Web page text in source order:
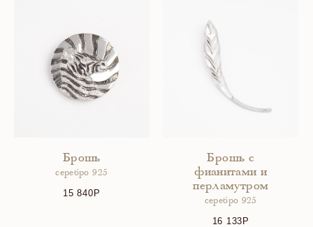
Брошь
серебро 925
15 840
Брошь с
фианитами и
перламутром
серебро 925
16 133